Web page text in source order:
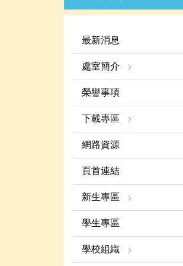
最新消息
處室簡介
榮譽事項
下載專區
網路資源
頁首連結
新生專區
學生專區
學校組織